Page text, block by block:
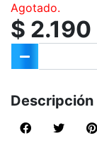
Agotado.
$ 2.190
Descripción